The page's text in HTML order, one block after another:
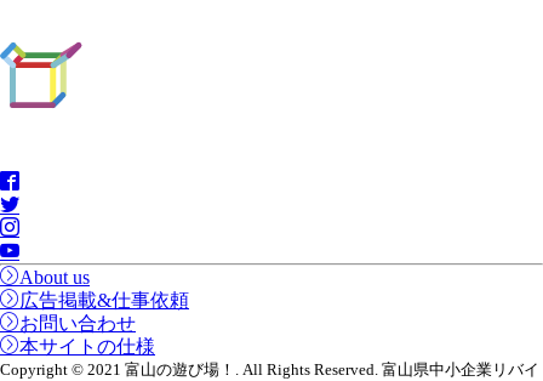
About us
広告掲載&仕事依頼
お問い合わせ
本サイトの仕様
Copyright © 2021 富山の遊び場！. All Rights Reserved. 富山県中小企業リバイ